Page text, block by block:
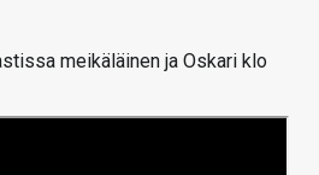
meikäläinen ja Oskari klo